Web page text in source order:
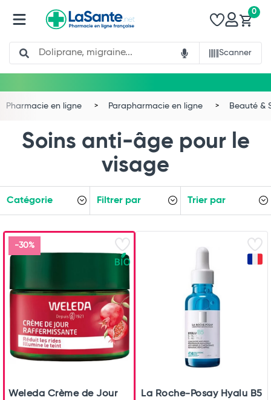
Search
Scanner
0
Pharmacie en ligne Parapharmacie en ligne Beauté &
Soins anti-âge pour le
visage
Catégorie Filtrer par Trier par
-30%
Weleda Crème de Jour
La Roche-Posay Hyalu B5